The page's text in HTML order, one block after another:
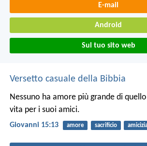
E-mail
Android
Sul tuo sito web
Versetto casuale della Bibbia
Nessuno ha amore più grande di
vita per i suoi amici.
Giovanni 15:13 amore sacrificio